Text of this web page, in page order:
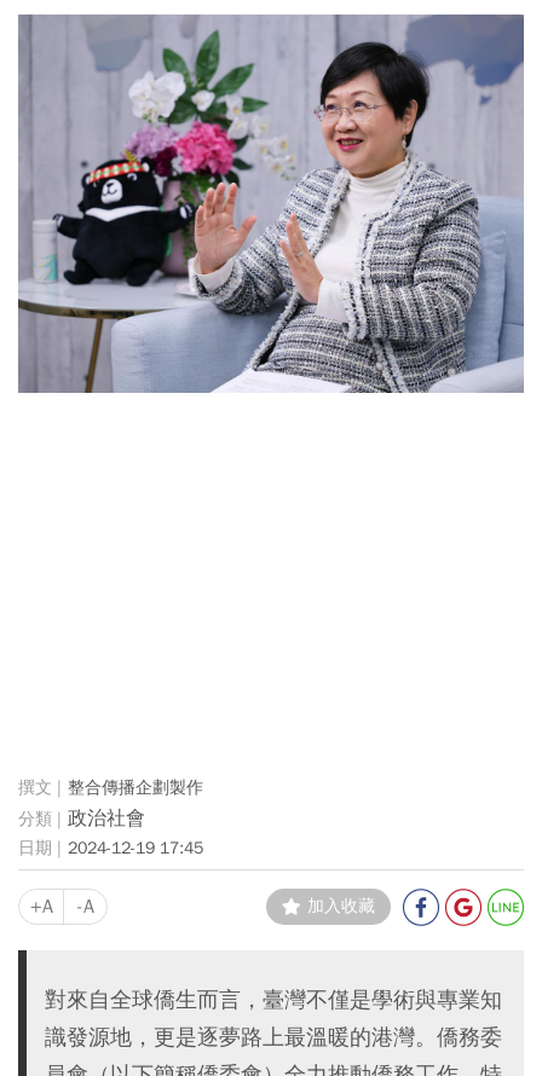
整合傳播企劃製作
政治社會
2024-12-19 17:45
+A -A 加入收藏
對來自全球僑生而言，臺灣不僅是學術與專業知
識發源地，更是逐夢路上最溫暖的港灣。僑務委